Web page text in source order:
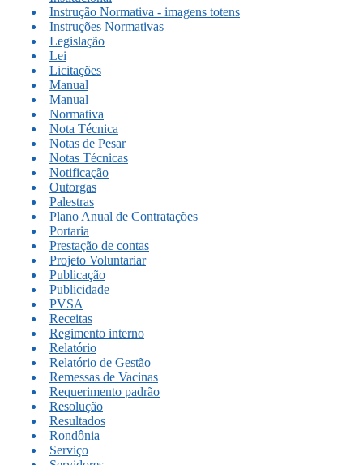
Instrução Normativa - imagens totens
Instruções Normativas
Legislação
Lei
Licitações
Manual
Manual
Normativa
Nota Técnica
Notas de Pesar
Notas Técnicas
Notificação
Outorgas
Palestras
Plano Anual de Contratações
Portaria
Prestação de contas
Projeto Voluntariar
Publicação
Publicidade
PVSA
Receitas
Regimento interno
Relatório
Relatório de Gestão
Remessas de Vacinas
Requerimento padrão
Resolução
Resultados
Rondônia
Serviço